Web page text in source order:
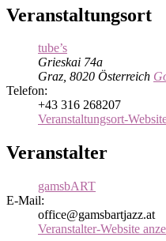
Veranstaltungsort
tube’s
Grieskai 74a
Graz, 8020 Österreich
Telefon:
+43 316 268207
Veranstaltungsort-
Veranstalter
gamsbART
E-Mail:
office@gamsbartjazz.at
Veranstalter-Website